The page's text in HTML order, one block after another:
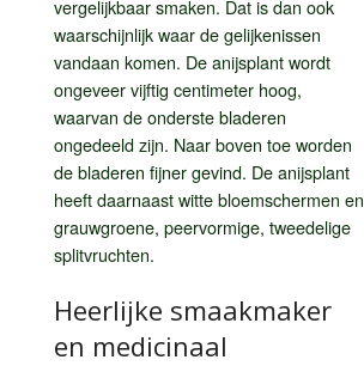
vergelijkbaar smaken. Dat is dan ook
waarschijnlijk waar de gelijkenissen
vandaan komen. De anijsplant wordt
ongeveer vijftig centimeter hoog,
waarvan de onderste bladeren
ongedeeld zijn. Naar boven toe worden
de bladeren fijner gevind. De anijsplant
heeft daarnaast witte bloemschermen en
grauwgroene, peervormige, tweedelige
splitvruchten.
Heerlijke smaakmaker
en medicinaal